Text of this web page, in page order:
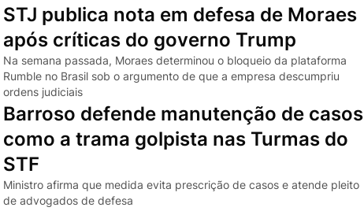
STJ publica nota em defesa de Moraes
após críticas do governo Trump
Na semana passada, Moraes determinou o bloqueio da plataforma
Rumble no Brasil sob o argumento de que a empresa descumpriu
ordens judiciais
Barroso defende manutenção de casos
como a trama golpista nas Turmas do
STF
Ministro afirma que medida evita prescrição de casos e atende pleito
de advogados de defesa